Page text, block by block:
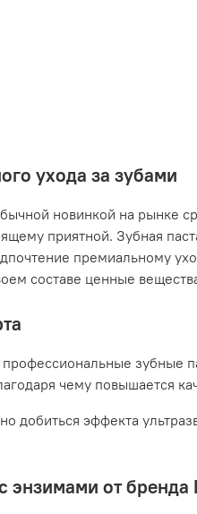
ухода за зубами
новинкой на рынке
приятной. Зубная
премиальному
составе ценные
зубные
чему повышается
эффекта
от бренда